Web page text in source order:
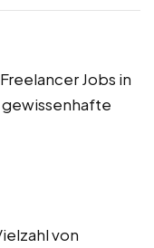
Jobs in
von